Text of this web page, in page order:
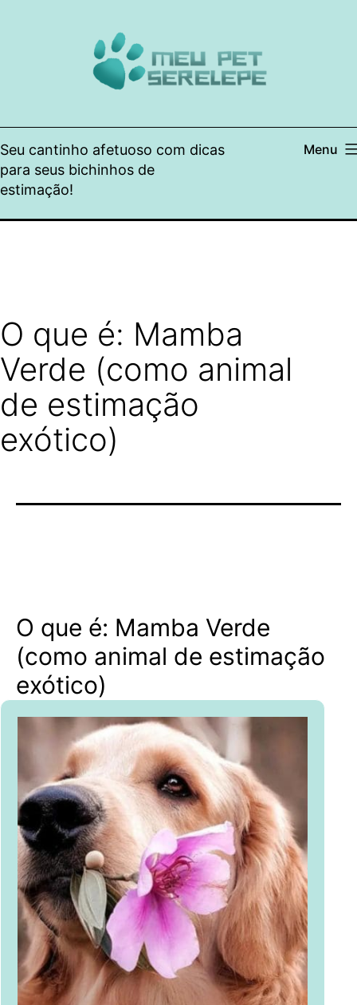
Seu cantinho afetuoso com dicas
para seus bichinhos de
estimação!
Menu
O que é: Mamba
Verde (como animal
de estimação
exótico)
O que é: Mamba Verde
(como animal de estimação
exótico)